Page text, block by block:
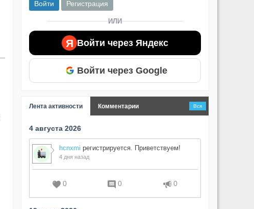
Войти Регистрация
ИЛИ
Я Войти через Яндекс
Войти через Google
Лента активности Комментарии Вся
4 августа 2026
hcnxmi регистрируется. Приветствуем!
4 дня назад
0 0 0